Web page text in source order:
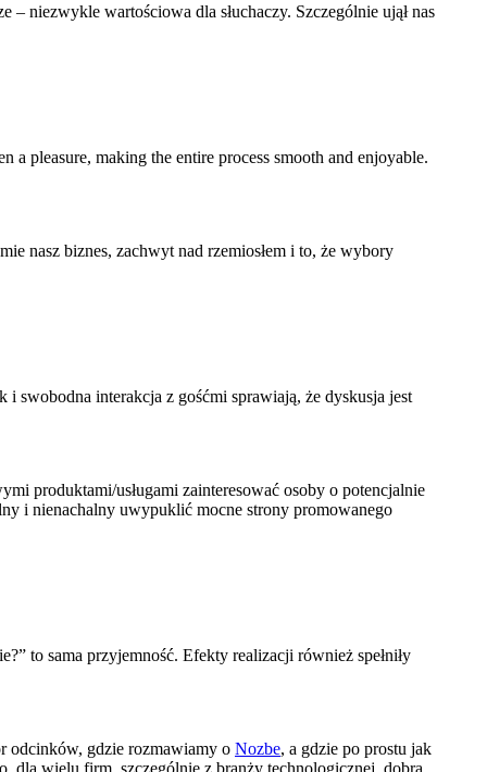
niezwykle wartościowa dla słuchaczy. Szczególnie ujął nas
pleasure, making the entire process smooth and enjoyable.
nasz biznes, zachwyt nad rzemiosłem i to, że wybory
swobodna interakcja z gośćmi sprawiają, że dyskusja jest
produktami/usługami zainteresować osoby o potencjalnie
i nienachalny uwypuklić mocne strony promowanego
to sama przyjemność. Efekty realizacji również spełniły
odcinków, gdzie rozmawiamy o Nozbe, a gdzie po prostu jak